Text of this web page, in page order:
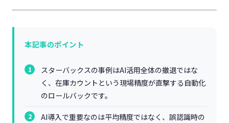
本記事のポイント
スターバックスの事例はAI活用全体の撤退ではな
く、在庫カウントという現場精度が直撃する自動化
のロールバックです。
AI導入で重要なのは平均精度ではなく、誤認識時の